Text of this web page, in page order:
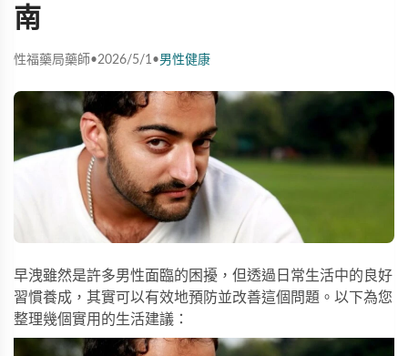
南
性福藥局藥師•2026/5/1•男性健康
早洩雖然是許多男性面臨的困擾，但透過日常生活中的良好
習慣養成，其實可以有效地預防並改善這個問題。以下為您
整理幾個實用的生活建議：